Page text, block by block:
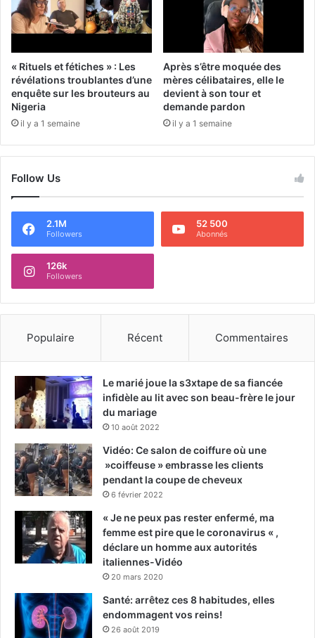
« Rituels et fétiches » : Les
révélations troublantes d’une
enquête sur les brouteurs au
Nigeria
il y a 1 semaine
Après s’être moquée des
mères célibataires, elle le
devient à son tour et
demande pardon
il y a 1 semaine
Follow Us
2.1M
Followers
52 500
Abonnés
126k
Followers
Populaire Récent Commentaires
Le marié joue la s3xtape de sa fiancée
infidèle au lit avec son beau-frère le jour
du mariage
10 août 2022
Vidéo: Ce salon de coiffure où une
»coiffeuse » embrasse les clients
pendant la coupe de cheveux
6 février 2022
« Je ne peux pas rester enfermé, ma
femme est pire que le coronavirus « ,
déclare un homme aux autorités
italiennes-Vidéo
20 mars 2020
Santé: arrêtez ces 8 habitudes, elles
endommagent vos reins!
26 août 2019